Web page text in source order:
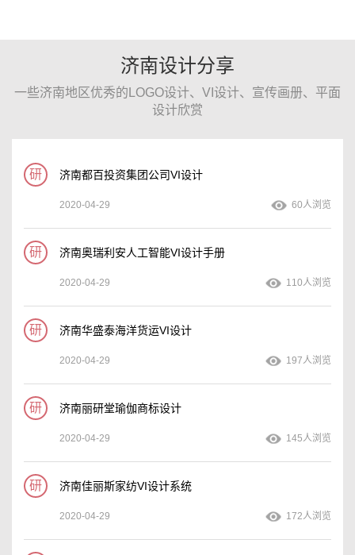
济南设计分享
一些济南地区优秀的LOGO设计、VI设计、宣传画册、平面
设计欣赏
研 济南都百投资集团公司VI设计
2020-04-29 60人浏览
研 济南奥瑞利安人工智能VI设计手册
2020-04-29 110人浏览
研 济南华盛泰海洋货运VI设计
2020-04-29 197人浏览
研 济南丽研堂瑜伽商标设计
2020-04-29 145人浏览
研 济南佳丽斯家纺VI设计系统
2020-04-29 172人浏览